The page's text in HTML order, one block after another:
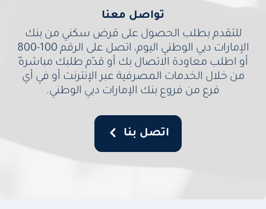
تواصل معنا
للتقدم بطلب الحصول على قرض سكني من بنك
الإمارات دبي الوطني اليوم، اتصل على الرقم 100-800
أو اطلب معاودة الاتصال بك أو قدّم طلبك مباشرةً
من خلال الخدمات المصرفية عبر الإنترنت أو في أي
فرع من فروع بنك الإمارات دبي الوطني.
اتصل بنا